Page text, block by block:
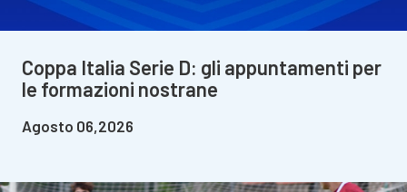
Coppa Italia Serie D: gli appuntamenti per
le formazioni nostrane
Agosto 06,2026